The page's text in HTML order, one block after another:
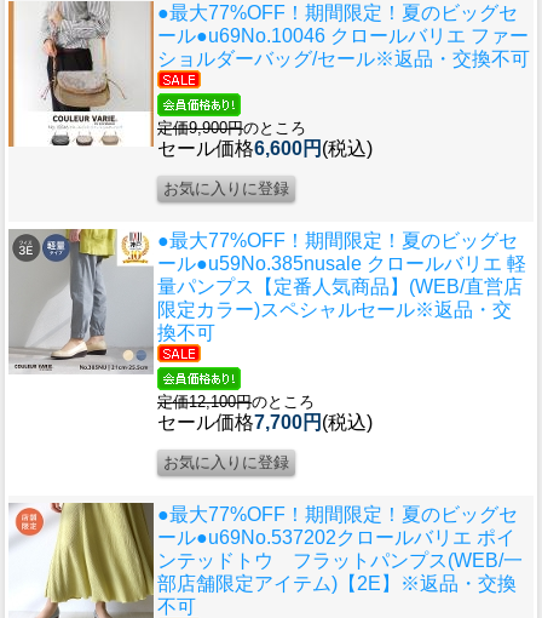
●最大77%OFF！期間限定！夏のビッグセ
ール●u69No.10046 クロールバリエ ファー
ショルダーバッグ/セール※返品・交換不可
定価9,900円のところ
セール価格6,600円 (税込)
●最大77%OFF！期間限定！夏のビッグセ
ール●u59No.385nusale クロールバリエ 軽
量パンプス【定番人気商品】(WEB/直営店
限定カラー)スペシャルセール※返品・交
換不可
定価12,100円のところ
セール価格7,700円 (税込)
●最大77%OFF！期間限定！夏のビッグセ
ール●u69No.537202クロールバリエ ポイ
ンテッドトウ フラットパンプス(WEB/一
部店舗限定アイテム)【2E】※返品・交換
不可